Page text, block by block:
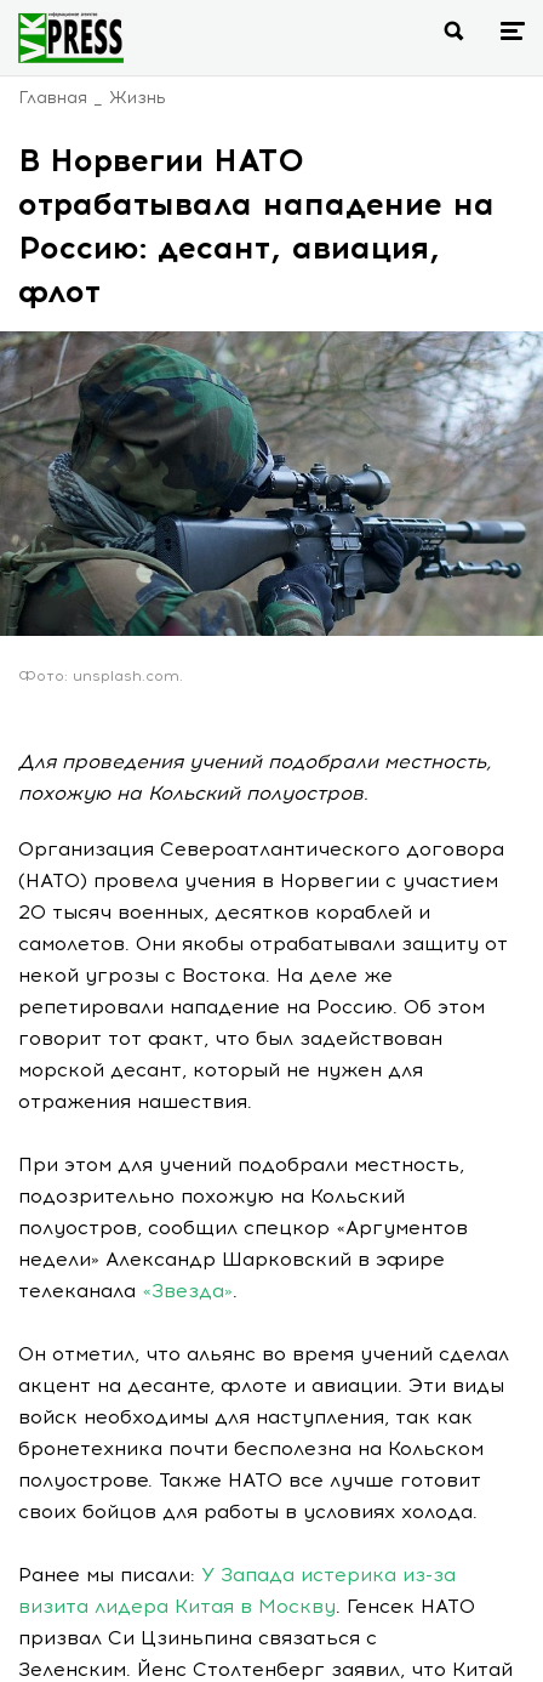
Главная Жизнь
В Норвегии НАТО
отрабатывала нападение на
Россию: десант, авиация,
флот
Фото: unsplash.com.
Для проведения учений подобрали местность,
похожую на Кольский полуостров.
Организация Североатлантического договора
(НАТО) провела учения в Норвегии с участием
20 тысяч военных, десятков кораблей и
самолетов. Они якобы отрабатывали защиту от
некой угрозы с Востока. На деле же
репетировали нападение на Россию. Об этом
говорит тот факт, что был задействован
морской десант, который не нужен для
отражения нашествия.
При этом для учений подобрали местность,
подозрительно похожую на Кольский
полуостров, сообщил спецкор «Аргументов
недели» Александр Шарковский в эфире
телеканала «Звезда».
Он отметил, что альянс во время учений сделал
акцент на десанте, флоте и авиации. Эти виды
войск необходимы для наступления, так как
бронетехника почти бесполезна на Кольском
полуострове. Также НАТО все лучше готовит
своих бойцов для работы в условиях холода.
Ранее мы писали: У Запада истерика из-за
визита лидера Китая в Москву. Генсек НАТО
призвал Си Цзиньпина связаться с
Зеленским. Йенс Столтенберг заявил, что Китай